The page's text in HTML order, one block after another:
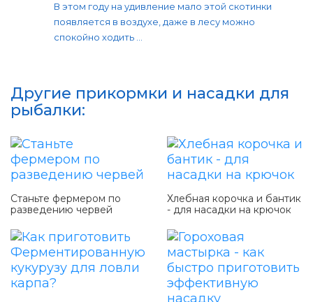
В этом году на удивление мало этой скотинки
появляется в воздухе, даже в лесу можно
спокойно ходить ...
Другие прикормки и насадки для
рыбалки:
Станьте фермером по
разведению червей
Хлебная корочка и бантик
- для насадки на крючок